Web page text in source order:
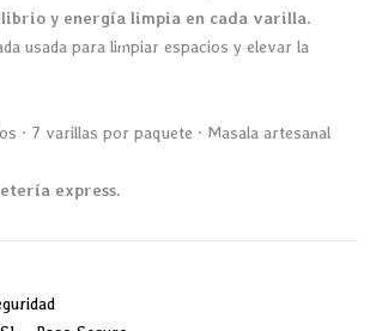
y energía limpia en cada varilla.
usada para limpiar espacios y elevar la
· 7 varillas por paquete · Masala artesanal
express.